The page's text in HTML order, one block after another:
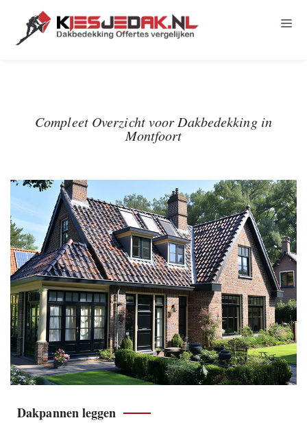
Compleet Overzicht voor Dakbedekking in
Montfoort
Dakpannen leggen